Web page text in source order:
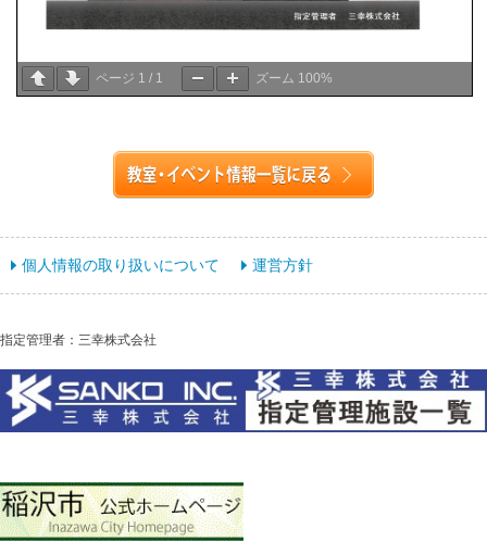
ページ 1 / 1 ズーム 100%
個人情報の取り扱いについて 運営方針
指定管理者：三幸株式会社